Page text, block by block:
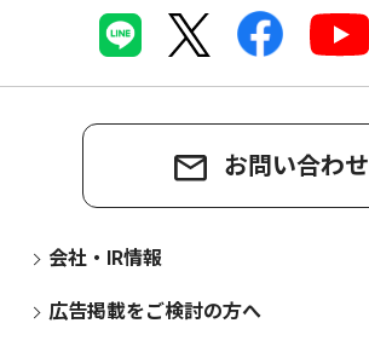
お問い合わせ
会社・IR情報
広告掲載をご検討の方へ